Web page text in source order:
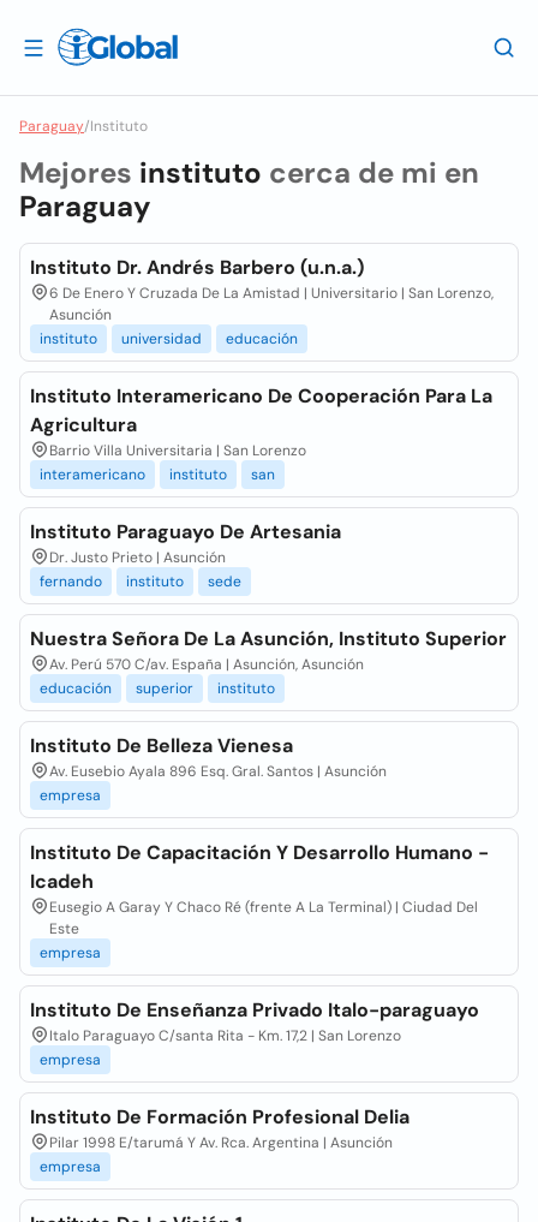
Paraguay/Instituto
Mejores instituto cerca de mi en
Paraguay
Instituto Dr. Andrés Barbero (u.n.a.)
6 De Enero Y Cruzada De La Amistad | Universitario | San Lorenzo,
Asunción
instituto
universidad educación
Instituto Interamericano De Cooperación Para La
Agricultura
Barrio Villa Universitaria | San Lorenzo
interamericano
instituto san
Instituto Paraguayo De Artesania
Dr. Justo Prieto | Asunción
fernando
instituto sede
Nuestra Señora De La Asunción, Instituto Superior
Av. Perú 570 C/av. España | Asunción, Asunción
educación
superior instituto
Instituto De Belleza Vienesa
Av. Eusebio Ayala 896 Esq. Gral. Santos | Asunción
empresa
Instituto De Capacitación Y Desarrollo Humano -
Icadeh
Eusegio A Garay Y Chaco Ré (frente A La Terminal) | Ciudad Del
Este
empresa
Instituto De Enseñanza Privado Italo-paraguayo
Italo Paraguayo C/santa Rita - Km. 17,2 | San Lorenzo
empresa
Instituto De Formación Profesional Delia
Pilar 1998 E/tarumá Y Av. Rca. Argentina | Asunción
empresa